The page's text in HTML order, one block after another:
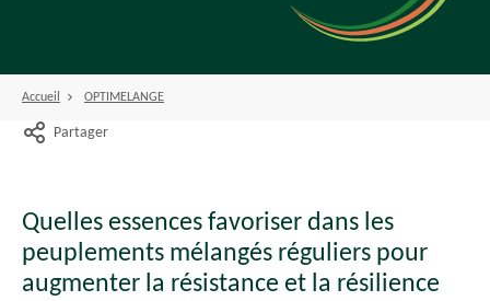
Accueil OPTIMELANGE
Partager
Quelles essences favoriser dans les
peuplements mélangés réguliers pour
augmenter la résistance et la résilience